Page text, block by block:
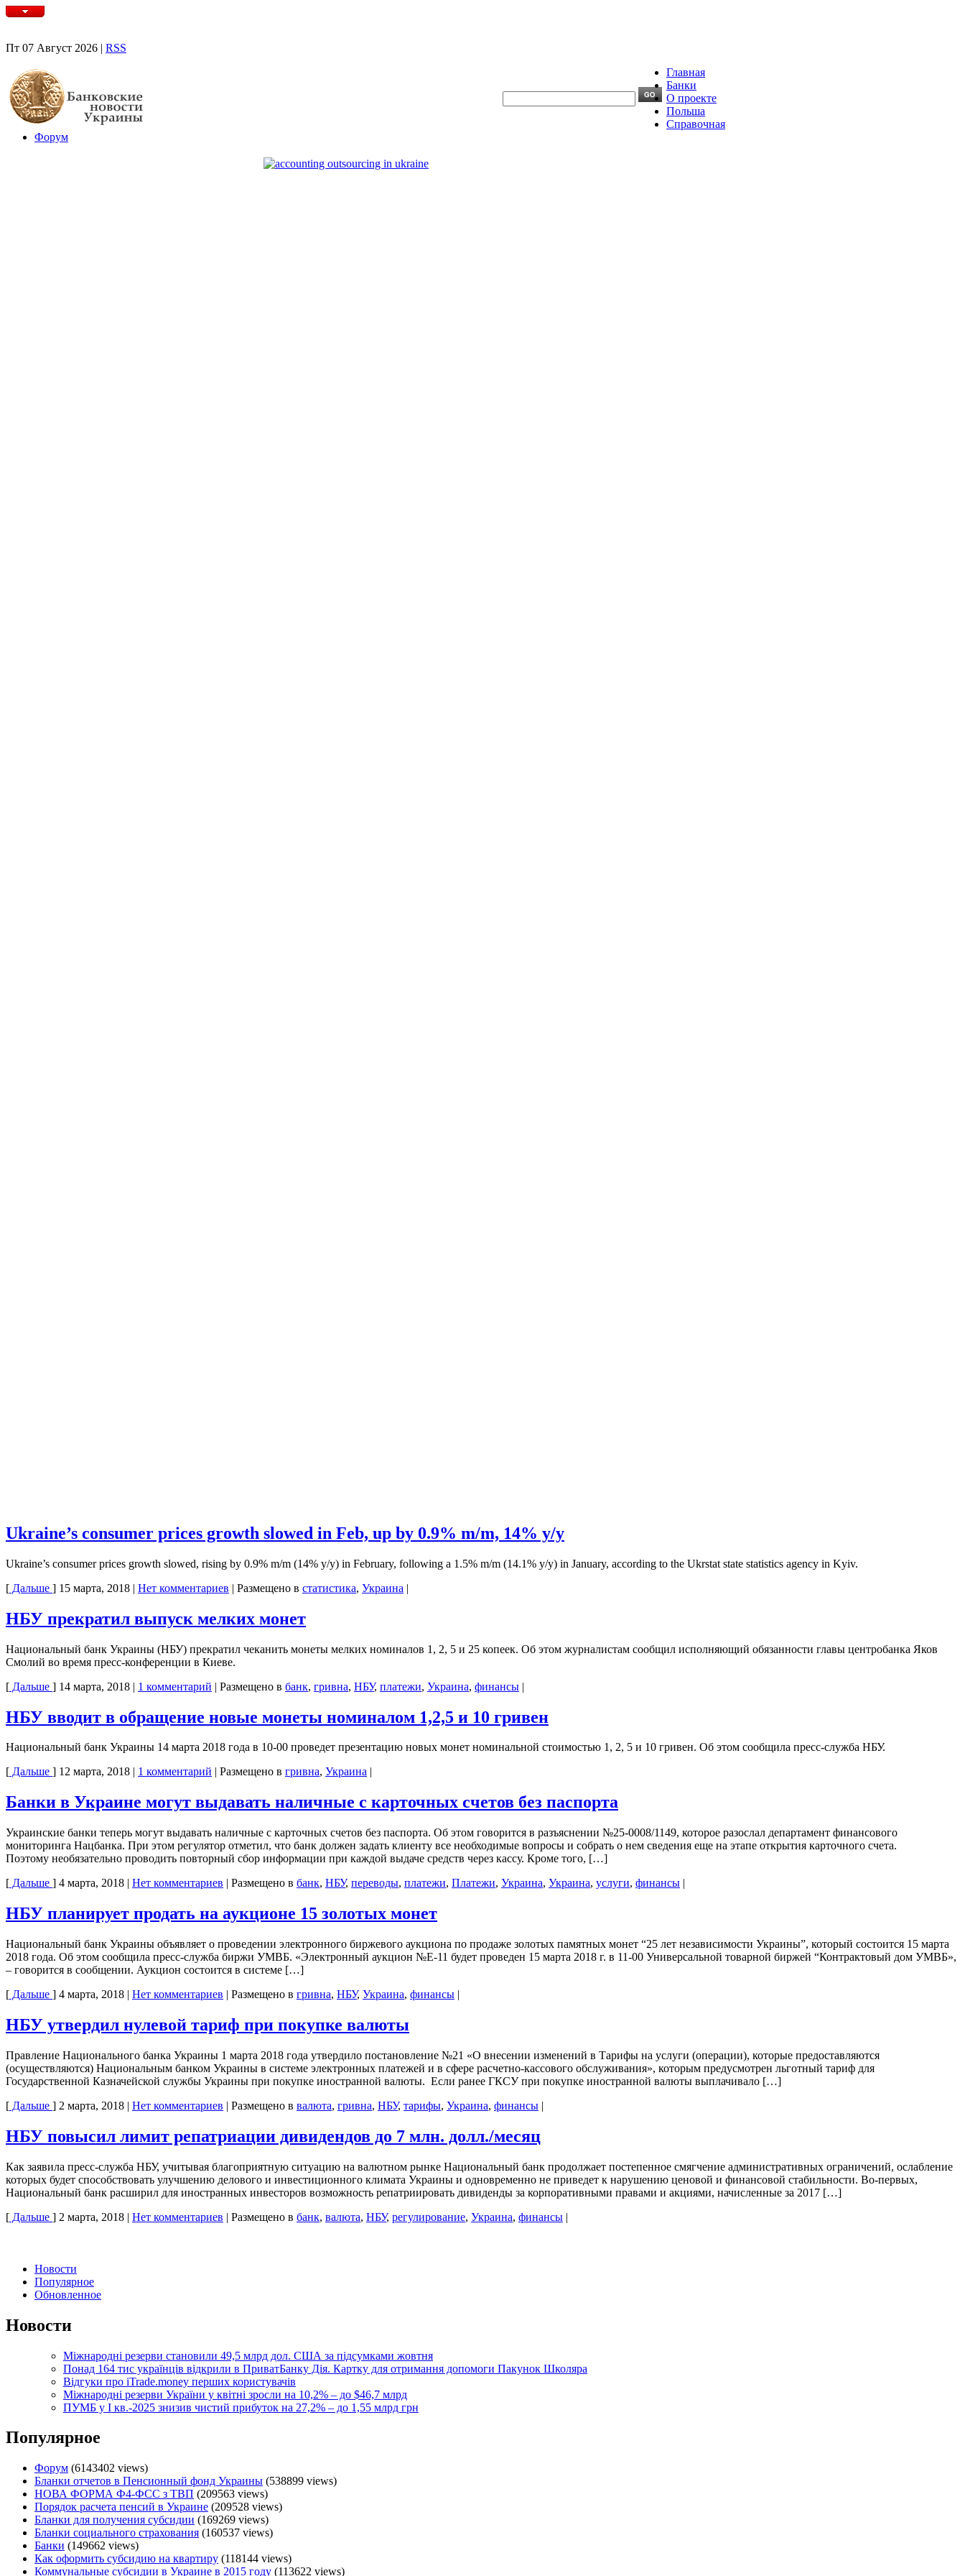
Пт 07 Август 2026 | RSS
Главная
Банки
О проекте
Польша
Справочная
Форум
Ukraine’s consumer prices growth slowed in Feb, up by 0.9% m/m, 14% y/y
Ukraine’s consumer prices growth slowed, rising by 0.9% m/m (14% y/y) in February, following a 1.5% m/m (14.1% y/y) in January, according to the Ukrstat state statistics agency in Kyiv.
[ Дальше ] 15 марта, 2018 | Нет комментариев | Размещено в статистика, Украина |
НБУ прекратил выпуск мелких монет
Национальный банк Украины (НБУ) прекратил чеканить монеты мелких номиналов 1, 2, 5 и 25 копеек. Об этом журналистам сообщил исполняющий обязанности главы центробанка Яков
Смолий во время пресс-конференции в Киеве.
[ Дальше ] 14 марта, 2018 | 1 комментарий | Размещено в банк, гривна, НБУ, платежи, Украина, финансы |
НБУ вводит в обращение новые монеты номиналом 1,2,5 и 10 гривен
Национальный банк Украины 14 марта 2018 года в 10-00 проведет презентацию новых монет номинальной стоимостью 1, 2, 5 и 10 гривен. Об этом сообщила пресс-служба НБУ.
[ Дальше ] 12 марта, 2018 | 1 комментарий | Размещено в гривна, Украина |
Банки в Украине могут выдавать наличные с карточных счетов без паспорта
Украинские банки теперь могут выдавать наличные с карточных счетов без паспорта. Об этом говорится в разъяснении №25-0008/1149, которое разослал департамент финансового
мониторинга Нацбанка. При этом регулятор отметил, что банк должен задать клиенту все необходимые вопросы и собрать о нем сведения еще на этапе открытия карточного счета.
Поэтому необязательно проводить повторный сбор информации при каждой выдаче средств через кассу. Кроме того, […]
[ Дальше ] 4 марта, 2018 | Нет комментариев | Размещено в банк, НБУ, переводы, платежи, Платежи, Украина, Украина, услуги, финансы |
НБУ планирует продать на аукционе 15 золотых монет
Национальный банк Украины объявляет о проведении электронного биржевого аукциона по продаже золотых памятных монет “25 лет независимости Украины”, который состоится 15 марта
2018 года. Об этом сообщила пресс-служба биржи УМВБ. «Электронный аукцион №Е-11 будет проведен 15 марта 2018 г. в 11-00 Универсальной товарной биржей “Контрактовый дом УМВБ»,
– говорится в сообщении. Аукцион состоится в системе […]
[ Дальше ] 4 марта, 2018 | Нет комментариев | Размещено в гривна, НБУ, Украина, финансы |
НБУ утвердил нулевой тариф при покупке валюты
Правление Национального банка Украины 1 марта 2018 года утвердило постановление №21 «О внесении изменений в Тарифы на услуги (операции), которые предоставляются
(осуществляются) Национальным банком Украины в системе электронных платежей и в сфере расчетно-кассового обслуживания», которым предусмотрен льготный тариф для
Государственной Казначейской службы Украины при покупке иностранной валюты. Если ранее ГКСУ при покупке иностранной валюты выплачивало […]
[ Дальше ] 2 марта, 2018 | Нет комментариев | Размещено в валюта, гривна, НБУ, тарифы, Украина, финансы |
НБУ повысил лимит репатриации дивидендов до 7 млн. долл./месяц
Как заявила пресс-служба НБУ, учитывая благоприятную ситуацию на валютном рынке Национальный банк продолжает постепенное смягчение административных ограничений, ослабление
которых будет способствовать улучшению делового и инвестиционного климата Украины и одновременно не приведет к нарушению ценовой и финансовой стабильности. Во-первых,
Национальный банк расширил для иностранных инвесторов возможность репатриировать дивиденды за корпоративными правами и акциями, начисленные за 2017 […]
[ Дальше ] 2 марта, 2018 | Нет комментариев | Размещено в банк, валюта, НБУ, регулирование, Украина, финансы |
Новости
Популярное
Обновленное
Новости
Міжнародні резерви становили 49,5 млрд дол. США за підсумками жовтня
Понад 164 тис українців відкрили в ПриватБанку Дія. Картку для отримання допомоги Пакунок Школяра
Відгуки про iTrade.money перших користувачів
Міжнародні резерви України у квітні зросли на 10,2% – до $46,7 млрд
ПУМБ у I кв.-2025 знизив чистий прибуток на 27,2% – до 1,55 млрд грн
Популярное
Форум (6143402 views)
Бланки отчетов в Пенсионный фонд Украины (538899 views)
НОВА ФОРМА Ф4-ФСС з ТВП (209563 views)
Порядок расчета пенсий в Украине (209528 views)
Бланки для получения субсидии (169269 views)
Бланки социального страхования (160537 views)
Банки (149662 views)
Как оформить субсидию на квартиру (118144 views)
Коммунальные субсидии в Украине в 2015 году (113622 views)